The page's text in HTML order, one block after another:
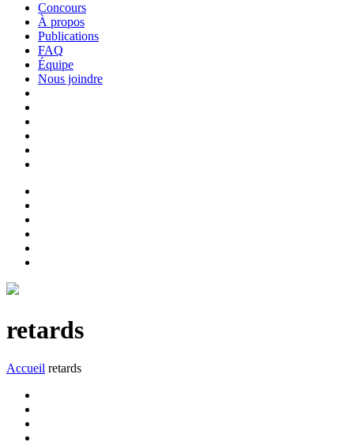
Concours
À propos
Publications
FAQ
Équipe
Nous joindre
retards
Accueil retards